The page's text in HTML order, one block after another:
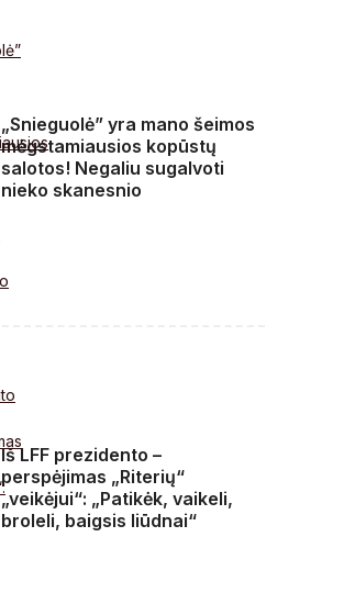
„Snieguolė” yra mano šeimos
mėgstamiausios kopūstų
salotos! Negaliu sugalvoti
nieko skanesnio
Iš LFF prezidento –
perspėjimas „Riterių“
„veikėjui“: „Patikėk, vaikeli,
broleli, baigsis liūdnai“